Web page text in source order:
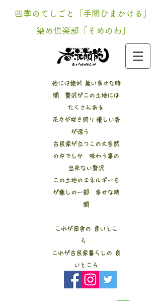
四季のてしごと「手間ひまかける」
染め倶楽部「そめのわ」
他には絶対 無い幸せな時
間 贅沢がこの土地には
たくさんある
花々が咲き誇り 優しい香
が漂う
古民家が立つこの大自然
の中でしか 味わう事の
出来ない贅沢
この土地のエネルギーも
が癒しの一部 幸せな時
間
これが田舎の 良いとこ
ろ
これが古民家暮らしの 良
いところ
新潟 寺泊 200年​古民家